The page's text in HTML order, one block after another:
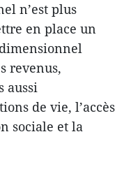
n’est plus
en place un
revenus,
aussi
de vie, l’accès
sociale et la